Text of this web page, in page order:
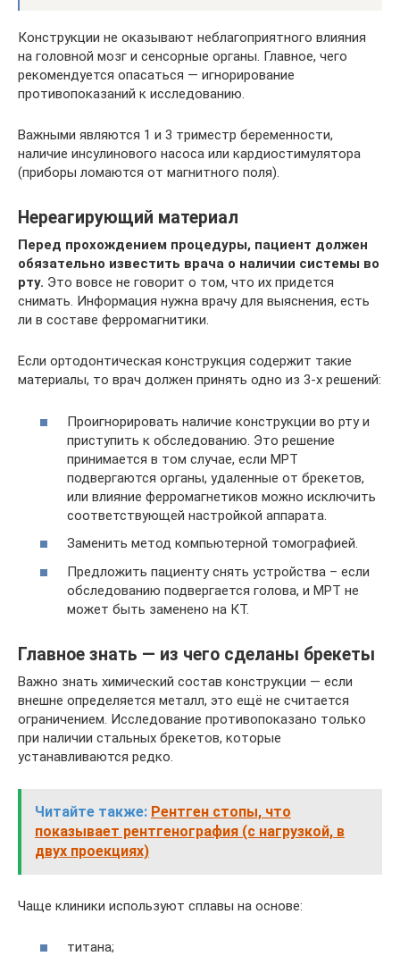
Конструкции не оказывают неблагоприятного влияния
на головной мозг и сенсорные органы. Главное, чего
рекомендуется опасаться — игнорирование
противопоказаний к исследованию.
Важными являются 1 и 3 триместр беременности,
наличие инсулинового насоса или кардиостимулятора
(приборы ломаются от магнитного поля).
Нереагирующий материал
Перед прохождением процедуры, пациент должен
обязательно известить врача о наличии системы во
рту. Это вовсе не говорит о том, что их придется
снимать. Информация нужна врачу для выяснения, есть
ли в составе ферромагнитики.
Если ортодонтическая конструкция содержит такие
материалы, то врач должен принять одно из 3-х решений:
Проигнорировать наличие конструкции во рту и
приступить к обследованию. Это решение
принимается в том случае, если МРТ
подвергаются органы, удаленные от брекетов,
или влияние ферромагнетиков можно исключить
соответствующей настройкой аппарата.
Заменить метод компьютерной томографией.
Предложить пациенту снять устройства – если
обследованию подвергается голова, и МРТ не
может быть заменено на КТ.
Главное знать — из чего сделаны брекеты
Важно знать химический состав конструкции — если
внешне определяется металл, это ещё не считается
ограничением. Исследование противопоказано только
при наличии стальных брекетов, которые
устанавливаются редко.
Читайте также: Рентген стопы, что
показывает рентгенография (с нагрузкой, в
двух проекциях)
Чаще клиники используют сплавы на основе:
титана;